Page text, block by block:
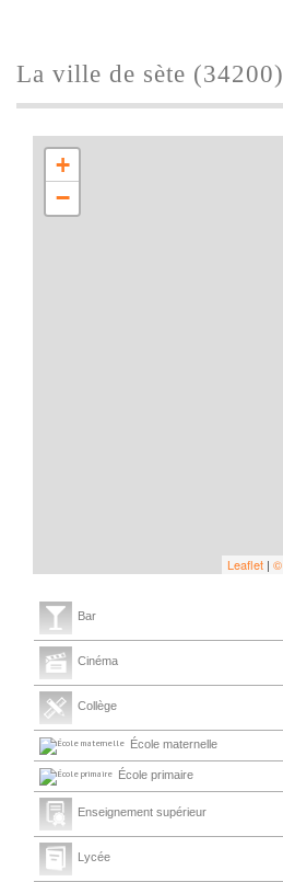
la ville de sète (34200)
+
−
Leaflet | ©
Bar
Cinéma
Collège
École maternelle
École primaire
Enseignement supérieur
Lycée